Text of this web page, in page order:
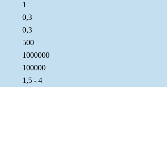
1
0,3
0,3
500
1000000
100000
1,5 - 4